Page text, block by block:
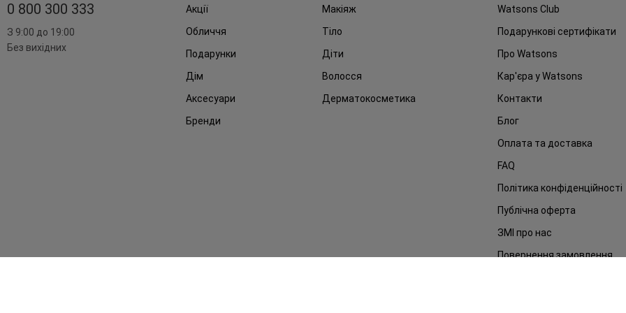
0 800 300 333
З 9:00 до 19:00
Без вихідних
Акції
Макіяж
Обличчя
Тіло
Подарунки
Діти
Дім
Волосся
Аксесуари
Дерматокосметика
Бренди
Watsons Club
Подарункові сертифікати
Про Watsons
Кар'єра у Watsons
Контакти
Блог
Оплата та доставка
FAQ
Політика конфіденційності
Публічна оферта
ЗМІ про нас
Повернення замовлення